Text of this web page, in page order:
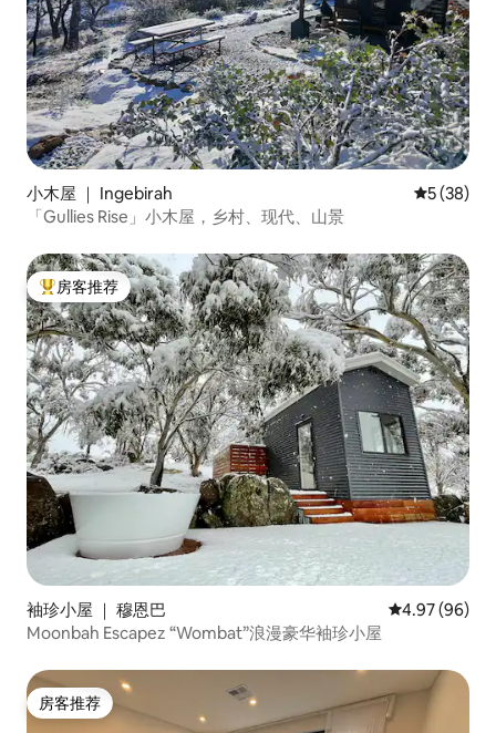
小木屋 ｜ Ingebirah 平均评分
5 (38)
「Gullies Rise」小木屋，乡村、现代、山景
热门「房客推荐」
房客推荐
袖珍小屋 ｜ 穆恩巴 平均评分 4.97
4.97 (96)
Moonbah Escapez “Wombat”浪漫豪华袖珍小屋
房客推荐
房客推荐